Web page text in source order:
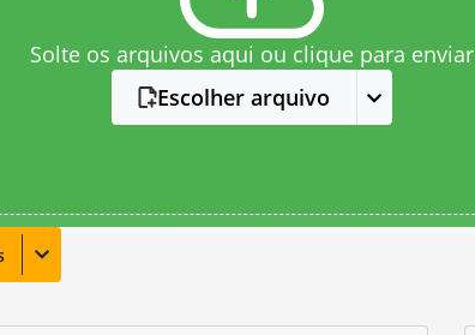
Solte os arquivos aqui ou clique para enviar
Escolher arquivo